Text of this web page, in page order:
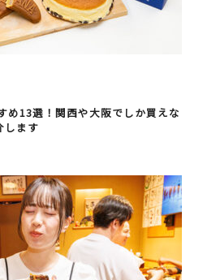
め13選！関西や大阪でしか買えな
します